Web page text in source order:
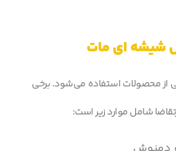
شیشه ای مات
از محصولات استفاده می‌شود. برخی
شامل موارد زیر است: